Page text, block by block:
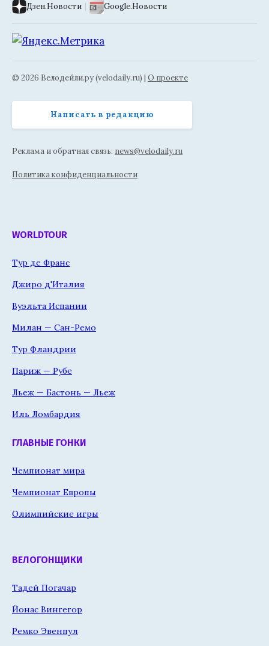
Дзен.Новости | Google.Новости
© 2026 Велодейли.ру (velodaily.ru) | О проекте
Написать в редакцию
Реклама и обратная связь: news@velodaily.ru
Политика конфиденциальности
WORLDTOUR
Тур де Франс
Джиро д'Италия
Вуэльта Испании
Милан — Сан-Ремо
Тур Фландрии
Париж — Рубе
Льеж — Бастонь — Льеж
Иль Ломбардия
ГЛАВНЫЕ ГОНКИ
Чемпионат мира
Чемпионат Европы
Олимпийские игры
ВЕЛОГОНЩИКИ
Тадей Погачар
Йонас Вингегор
Ремко Эвенпул